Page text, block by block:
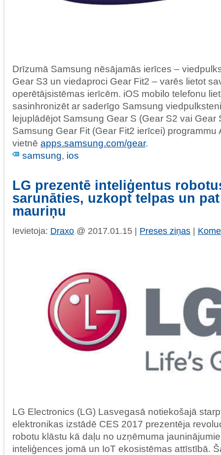
Drīzumā Samsung nēsājamās ierīces –
Gear S3 un viedaproci Gear Fit2 – varēs lietot
operētājsistēmas ierīcēm. iOS mobilo telefonu
sasinhronizēt ar saderīgo Samsung
lejuplādējot Samsung Gear S (Gear S2 vai Gear
Samsung Gear Fit (Gear Fit2 ierīcei) programmu
vietnē apps.samsung.com/gear.
samsung, ios
LG prezentē inteliģentus
sarunāties, uzkopt telpas un
mauriņu
Ievietoja: Draxo @ 2017.01.15 | Preses ziņas
LG Electronics (LG) Lasvegasā notiekošajā
elektronikas izstādē CES 2017 prezentēja
robotu klāstu kā daļu no uzņēmuma
inteliģences jomā un IoT ekosistēmas attīstībā.